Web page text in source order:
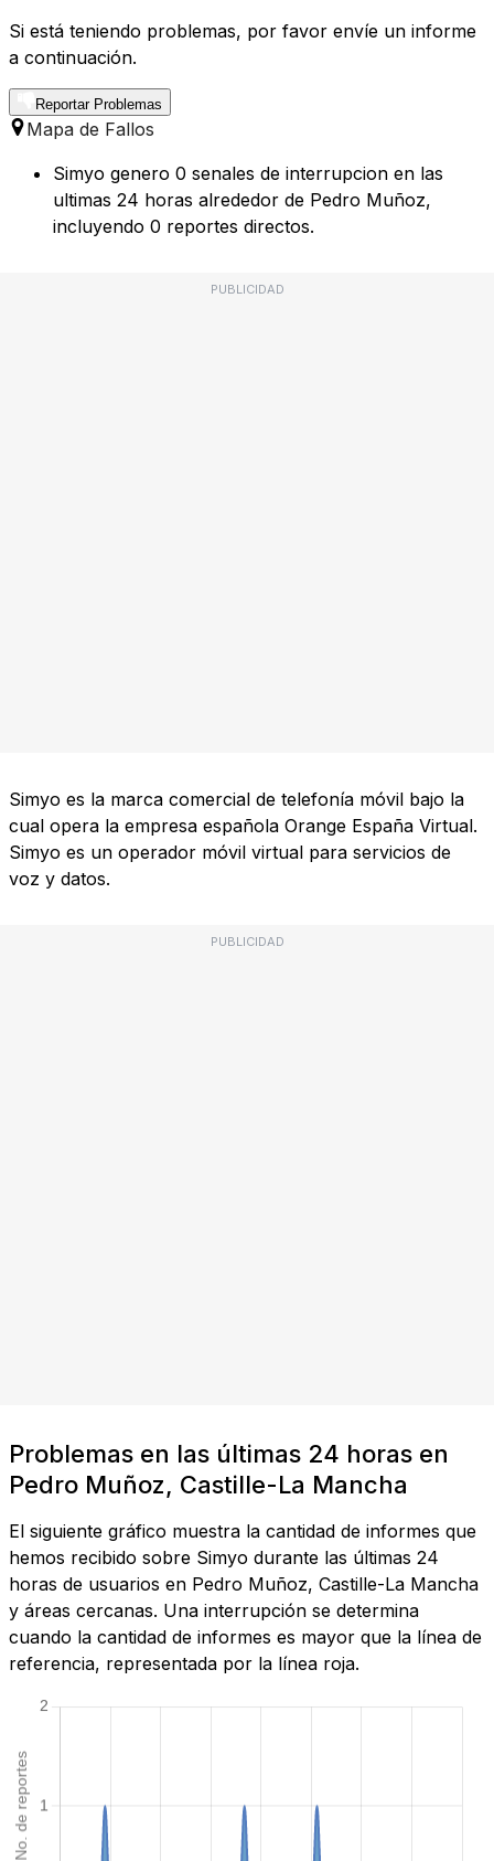
Si está teniendo problemas, por favor envíe un informe
a continuación.
Reportar Problemas
Mapa de Fallos
Simyo genero 0 senales de interrupcion en las
ultimas 24 horas alrededor de Pedro Muñoz,
incluyendo 0 reportes directos.
PUBLICIDAD
Simyo es la marca comercial de telefonía móvil bajo la
cual opera la empresa española Orange España Virtual.
Simyo es un operador móvil virtual para servicios de
voz y datos.
PUBLICIDAD
Problemas en las últimas 24 horas en
Pedro Muñoz, Castille-La Mancha
El siguiente gráfico muestra la cantidad de informes que
hemos recibido sobre Simyo durante las últimas 24
horas de usuarios en Pedro Muñoz, Castille-La Mancha
y áreas cercanas. Una interrupción se determina
cuando la cantidad de informes es mayor que la línea de
referencia, representada por la línea roja.